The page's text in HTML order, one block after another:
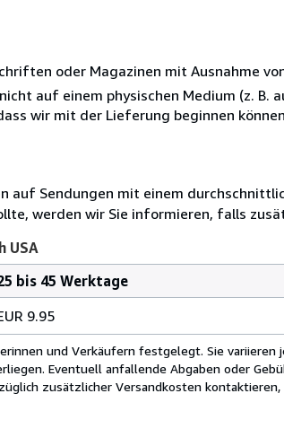
oder Magazinen mit Ausnahme
auf einem physischen Medium (z. B.
wir mit der Lieferung beginnen
auf Sendungen mit einem
werden wir Sie informieren, falls
USA
bis 45 Werktage
9.95
und Verkäufern festgelegt. Sie
Eventuell anfallende Abgaben oder
zusätzlicher Versandkosten